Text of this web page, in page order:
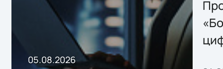
Storage 2.x для
хранения данных
05.08.2026